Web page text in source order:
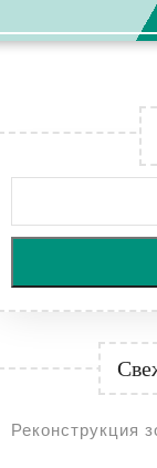
Реконструкция